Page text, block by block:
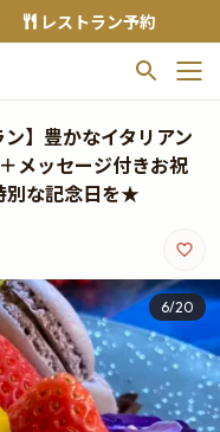
レストラン予約
ありません
クすることで
ません
で表示されます。
順に削除されます。
】豊かなイタリアン
メッセージ付きお祝
別な記念日を★
6/20